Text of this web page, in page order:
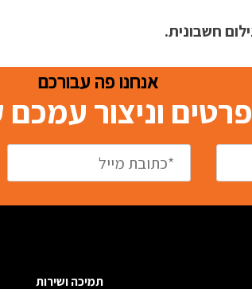
חשבונית.
אנחנו פה עבורכם
וניצור
תמיכה ושירות